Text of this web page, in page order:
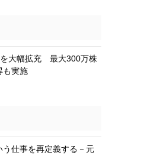
を大幅拡充 最大300万株
も実施
う仕事を再定義する－元